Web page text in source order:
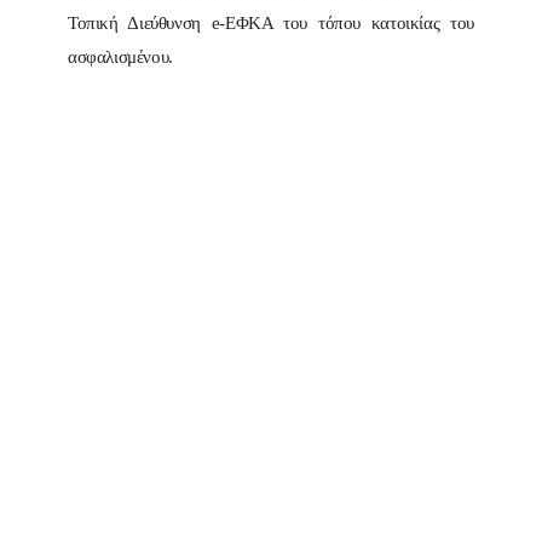
Τοπική Διεύθυνση e-ΕΦΚΑ του τόπου κατοικίας του
ασφαλισμένου.